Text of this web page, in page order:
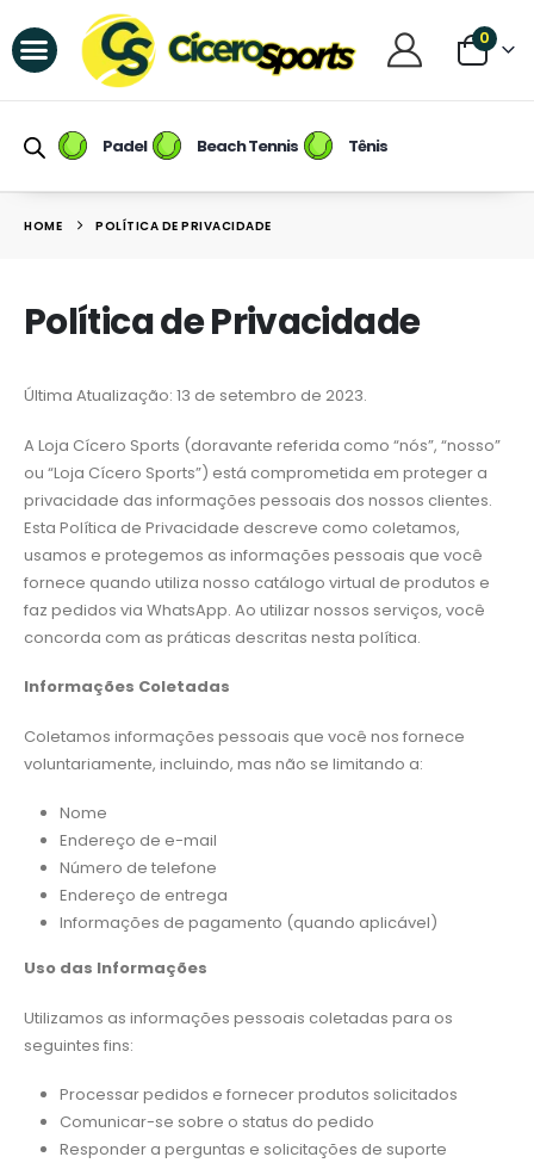
0
Padel Beach Tennis Tênis
HOME POLÍTICA DE PRIVACIDADE
Política de Privacidade
Última Atualização: 13 de setembro de 2023.
A Loja Cícero Sports (doravante referida como “nós”, “nosso”
ou “Loja Cícero Sports”) está comprometida em proteger a
privacidade das informações pessoais dos nossos clientes.
Esta Política de Privacidade descreve como coletamos,
usamos e protegemos as informações pessoais que você
fornece quando utiliza nosso catálogo virtual de produtos e
faz pedidos via WhatsApp. Ao utilizar nossos serviços, você
concorda com as práticas descritas nesta política.
Informações Coletadas
Coletamos informações pessoais que você nos fornece
voluntariamente, incluindo, mas não se limitando a:
Nome
Endereço de e-mail
Número de telefone
Endereço de entrega
Informações de pagamento (quando aplicável)
Uso das Informações
Utilizamos as informações pessoais coletadas para os
seguintes fins:
Processar pedidos e fornecer produtos solicitados
Comunicar-se sobre o status do pedido
Responder a perguntas e solicitações de suporte